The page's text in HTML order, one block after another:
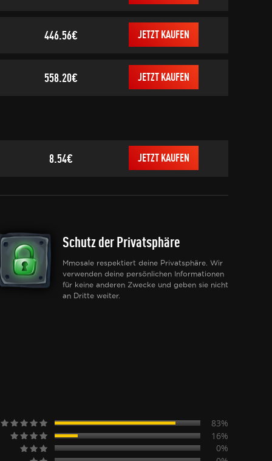
446.56€ JETZT KAUFEN
558.20€ JETZT KAUFEN
8.54€ JETZT KAUFEN
Schutz der Privatsphäre
Mmosale respektiert deine Privatsphäre. Wir
verwenden deine persönlichen Informationen
für keine anderen Zwecke und geben sie nicht
an Dritte weiter.
83%
16%
0%